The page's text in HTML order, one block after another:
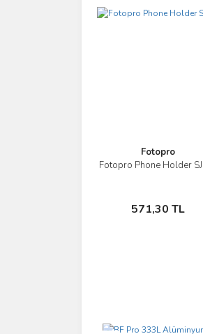
Fotopro
Fotopro Phone Holder
571,30 TL
İncele
Sepete Ekle